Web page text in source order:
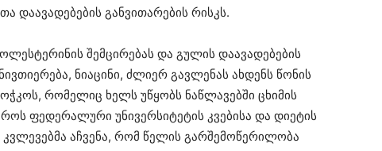
დაავადებების განვითარების რისკს.
შემცირებას და გულის დაავადებების
ნიაცინი, ძლიერ გავლენას ახდენს წონის
რომელიც ხელს უწყობს ნაწლავებში ცხიმის
ფედერალური უნივერსიტეტის კვებისა და დიეტის
აჩვენა, რომ წელის გარშემოწერილობა